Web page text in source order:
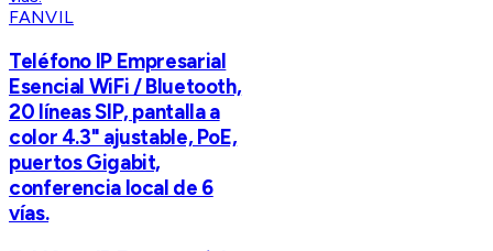
FANVIL
Teléfono IP Empresarial
Esencial WiFi / Bluetooth,
20 líneas SIP, pantalla a
color 4.3" ajustable, PoE,
puertos Gigabit,
conferencia local de 6
vías.